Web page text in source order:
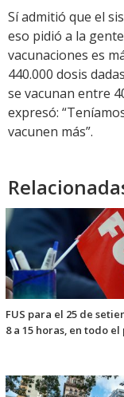
Sí admitió que el
eso pidió a la
vacunaciones es
440.000 dosis
se vacunan entre
expresó:
vacunen más”.
FUS para el 25 de
8 a 15 horas, en todo el